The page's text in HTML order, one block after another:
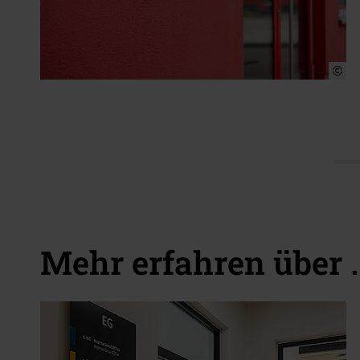
Mehr erfahren über